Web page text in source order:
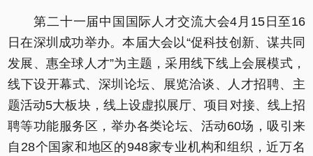
第二十一届中国国际人才交流大会4月15日至16
日在深圳成功举办。本届大会以“促科技创新、谋共同
发展、惠全球人才”为主题，采用线下线上会展模式，
线下设开幕式、深圳论坛、展览洽谈、人才招聘、主
题活动5大板块，线上设虚拟展厅、项目对接、线上招
聘等功能服务区，举办各类论坛、活动60场，吸引来
自28个国家和地区的948家专业机构和组织，近万名